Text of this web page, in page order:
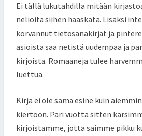
Ei tällä lukutahdilla mitään
neliöitä siihen haaskata. Lisäksi
korvannut tietosanakirjat ja
asioista saa netistä uudempaa ja
kirjoista. Romaaneja tulee
luettua.
Kirja ei ole sama esine kuin
kiertoon. Pari vuotta sitten
kirjoistamme, jotta saimme pikku